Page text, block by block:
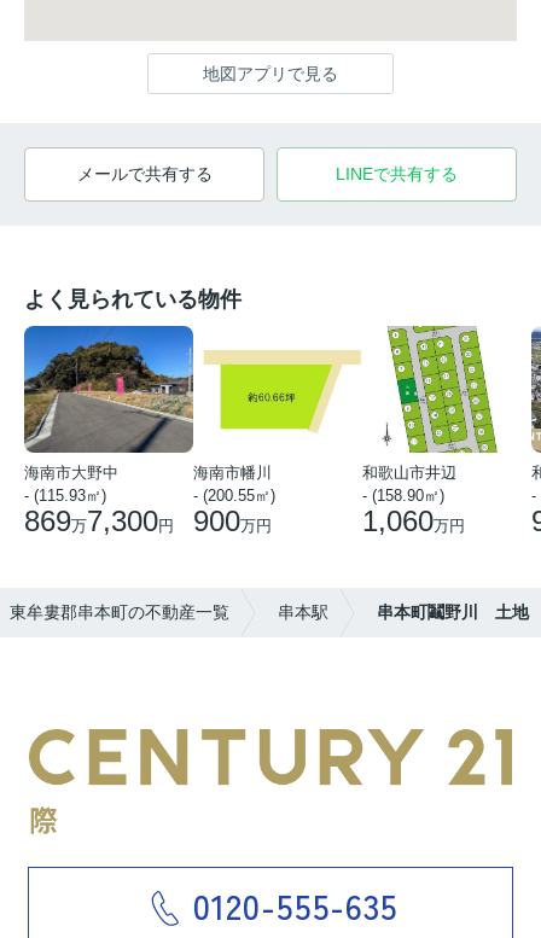
地図アプリで見る
メールで共有する LINEで共有する
よく見られている物件
海南市大野中
- (115.93㎡)
869万7,300円
海南市幡川
- (200.55㎡)
900万円
和歌山市井辺
- (158.90㎡)
1,060万円
-
東牟婁郡串本町の不動産一覧 串本駅 串本町鬮野川 土地
0120-555-635